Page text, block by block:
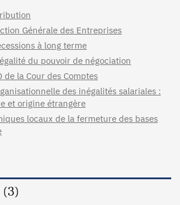
Générale des Entreprises
à long terme
du pouvoir de négociation
de la Cour des Comptes
des inégalités salariales :
et origine étrangère
locaux de la fermeture des bases